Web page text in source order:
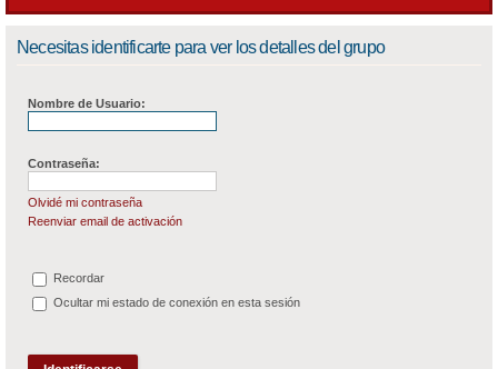
Necesitas identificarte para ver los detalles del grupo
Nombre de Usuario:
Contraseña:
Olvidé mi contraseña
Reenviar email de activación
Recordar
Ocultar mi estado de conexión en esta sesión